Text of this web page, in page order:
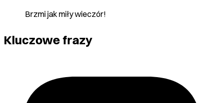
Brzmi jak miły wieczór!
Kluczowe frazy